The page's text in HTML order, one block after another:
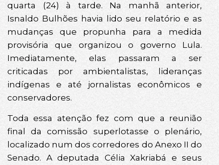
quarta (24) à tarde. Na manhã anterior,
Isnaldo Bulhões havia lido seu relatório e as
mudanças que propunha para a medida
provisória que organizou o governo Lula.
Imediatamente, elas passaram a ser
criticadas por ambientalistas, lideranças
indígenas e até jornalistas econômicos e
conservadores.
Toda essa atenção fez com que a reunião
final da comissão superlotasse o plenário,
localizado num dos corredores do Anexo II do
Senado. A deputada Célia Xakriabá e seus